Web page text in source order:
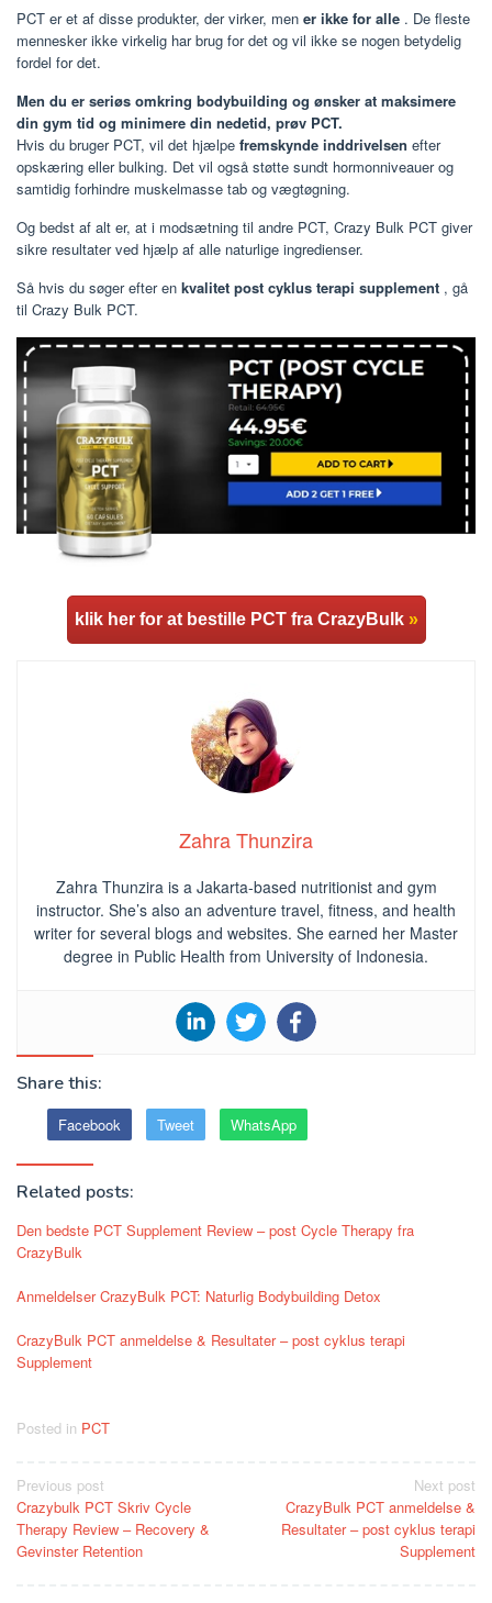
PCT er et af disse produkter, der virker, men er ikke for alle . De fleste
mennesker ikke virkelig har brug for det og vil ikke se nogen betydelig
fordel for det.
Men du er seriøs omkring bodybuilding og ønsker at maksimere
din gym tid og minimere din nedetid, prøv PCT.
Hvis du bruger PCT, vil det hjælpe fremskynde inddrivelsen efter
opskæring eller bulking. Det vil også støtte sundt hormonniveauer og
samtidig forhindre muskelmasse tab og vægtøgning.
Og bedst af alt er, at i modsætning til andre PCT, Crazy Bulk PCT giver
sikre resultater ved hjælp af alle naturlige ingredienser.
Så hvis du søger efter en kvalitet post cyklus terapi supplement , gå
til Crazy Bulk PCT.
klik her for at bestille PCT fra CrazyBulk »
Zahra Thunzira
Zahra Thunzira is a Jakarta-based nutritionist and gym
instructor. She’s also an adventure travel, fitness, and health
writer for several blogs and websites. She earned her Master
degree in Public Health from University of Indonesia.
Share this:
Facebook Tweet WhatsApp
Related posts:
Den bedste PCT Supplement Review – post Cycle Therapy fra
CrazyBulk
Anmeldelser CrazyBulk PCT: Naturlig Bodybuilding Detox
CrazyBulk PCT anmeldelse & Resultater – post cyklus terapi
Supplement
Posted in PCT
Post
navigation
Previous post
Crazybulk PCT Skriv Cycle
Therapy Review – Recovery &
Gevinster Retention
Next post
CrazyBulk PCT anmeldelse &
Resultater – post cyklus terapi
Supplement